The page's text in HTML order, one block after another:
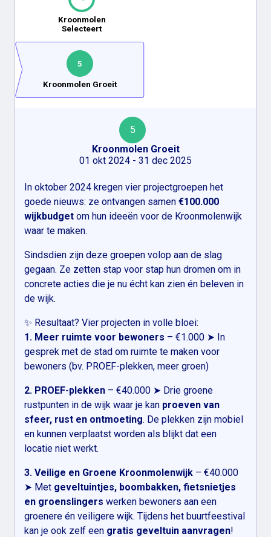
Kroonmolen
Selecteert
5
Kroonmolen Groeit
5
Kroonmolen Groeit
01 okt 2024 - 31 dec 2025
In oktober 2024 kregen vier projectgroepen het
goede nieuws: ze ontvangen samen €100.000
wijkbudget om hun ideeën voor de Kroonmolenwijk
waar te maken.
Sindsdien zijn deze groepen volop aan de slag
gegaan. Ze zetten stap voor stap hun dromen om in
concrete acties die je nu écht kan zien én beleven in
de wijk.
✨ Resultaat? Vier projecten in volle bloei:
1. Meer ruimte voor bewoners – €1.000 ➤ In
gesprek met de stad om ruimte te maken voor
bewoners (bv. PROEF-plekken, meer groen)
2. PROEF-plekken – €40.000 ➤ Drie groene
rustpunten in de wijk waar je kan proeven van
sfeer, rust en ontmoeting. De plekken zijn mobiel
en kunnen verplaatst worden als blijkt dat een
locatie niet werkt.
3. Veilige en Groene Kroonmolenwijk – €40.000
➤ Met geveltuintjes, boombakken, fietsnietjes
en groenslingers werken bewoners aan een
groenere én veiligere wijk. Tijdens het buurtfeestival
kan je ook zelf een gratis geveltuin aanvragen!